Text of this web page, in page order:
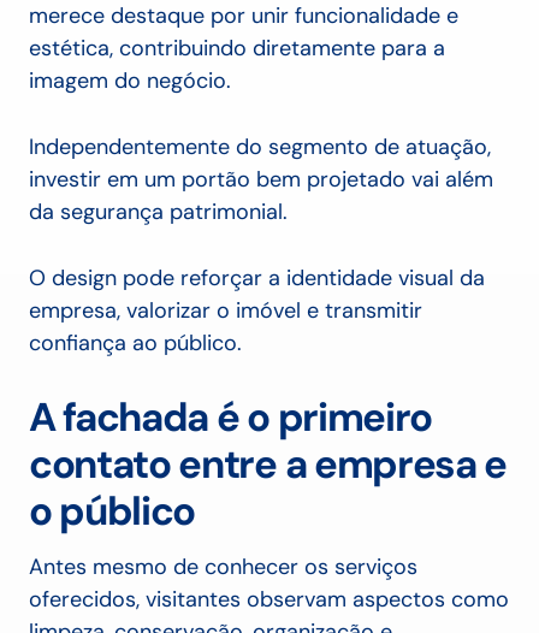
merece destaque por unir funcionalidade e
estética, contribuindo diretamente para a
imagem do negócio.
Independentemente do segmento de atuação,
investir em um portão bem projetado vai além
da segurança patrimonial.
O design pode reforçar a identidade visual da
empresa, valorizar o imóvel e transmitir
confiança ao público.
A fachada é o primeiro
contato entre a empresa e
o público
Antes mesmo de conhecer os serviços
oferecidos, visitantes observam aspectos como